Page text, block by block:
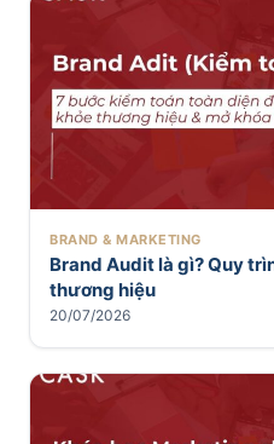
BRAND & MARKETING
Brand Audit là gì? Quy
thương hiệu
20/07/2026